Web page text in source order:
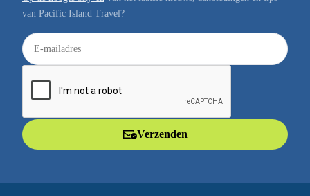
van Pacific Island Travel?
E
-
a
Verzenden